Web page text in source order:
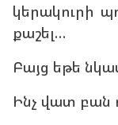
կերակուրի
քաշել…
Բայց եթե
Ինչ վատ բան